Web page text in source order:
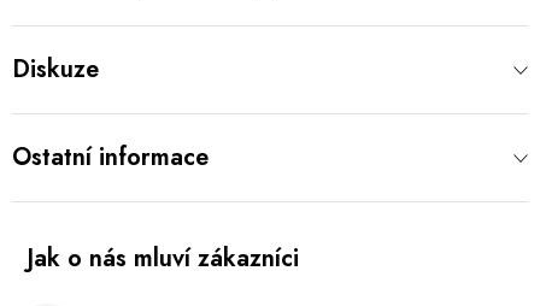
Diskuze
Ostatní informace